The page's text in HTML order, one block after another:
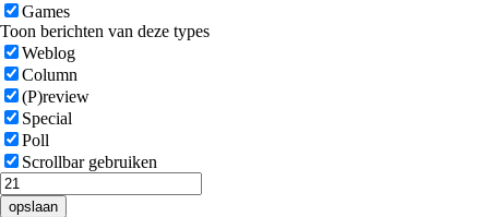
Games
Toon berichten van deze types
Weblog
Column
(P)review
Special
Poll
Scrollbar gebruiken
opslaan